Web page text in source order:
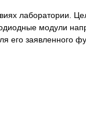
лаборатории.
модули
его заявленного